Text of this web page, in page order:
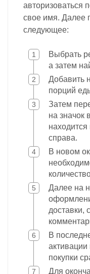
авторизоваться
свое имя. Далее
следующее:
Выбрать
а затем
Добавить
порций
Затем
на значок
находится
справа.
В новом
Далее на
доставки,
В
активации
покупки
Для